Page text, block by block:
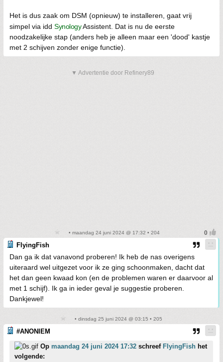
Het is dus zaak om DSM (opnieuw) te installeren, gaat vrij
simpel via idd SynologyAssistent. Dat is nu de eerste
noodzakelijke stap (anders heb je alleen maar een 'dood' kastje
met 2 schijven zonder enige functie).
▼ Advertentie door Refinery89
• maandag 24 juni 2024 @ 17:32 • 204
FlyingFish
Dan ga ik dat vanavond proberen! Ik heb de nas overigens
uiteraard wel uitgezet voor ik ze ging schoonmaken, dacht dat
het dan geen kwaad kon (en de problemen waren er daarvoor al
met 1 schijf). Ik ga in ieder geval je suggestie proberen.
Dankjewel!
• dinsdag 25 juni 2024 @ 03:15 • 205
#ANONIEM
Op maandag 24 juni 2024 17:32 schreef FlyingFish het
volgende: